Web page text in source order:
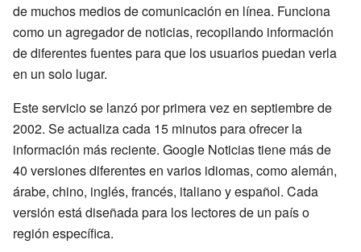
de muchos medios de comunicación en línea. Funciona
como un agregador de noticias, recopilando información
de diferentes fuentes para que los usuarios puedan verla
en un solo lugar.
Este servicio se lanzó por primera vez en septiembre de
2002. Se actualiza cada 15 minutos para ofrecer la
información más reciente. Google Noticias tiene más de
40 versiones diferentes en varios idiomas, como alemán,
árabe, chino, inglés, francés, italiano y español. Cada
versión está diseñada para los lectores de un país o
región específica.